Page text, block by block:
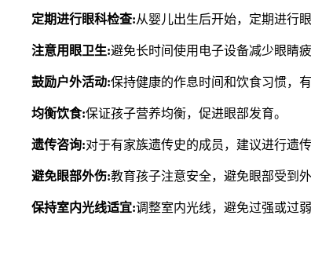
定期进行眼科检查:从婴儿出生后开始，定期进行
注意用眼卫生:避免长时间使用电子设备减少眼睛
鼓励户外活动:保持健康的作息时间和饮食习惯，
均衡饮食:保证孩子营养均衡，促进眼部发育。
遗传咨询:对于有家族遗传史的成员，建议进行遗
避免眼部外伤:教育孩子注意安全，避免眼部受到外
保持室内光线适宜:调整室内光线，避免过强或过